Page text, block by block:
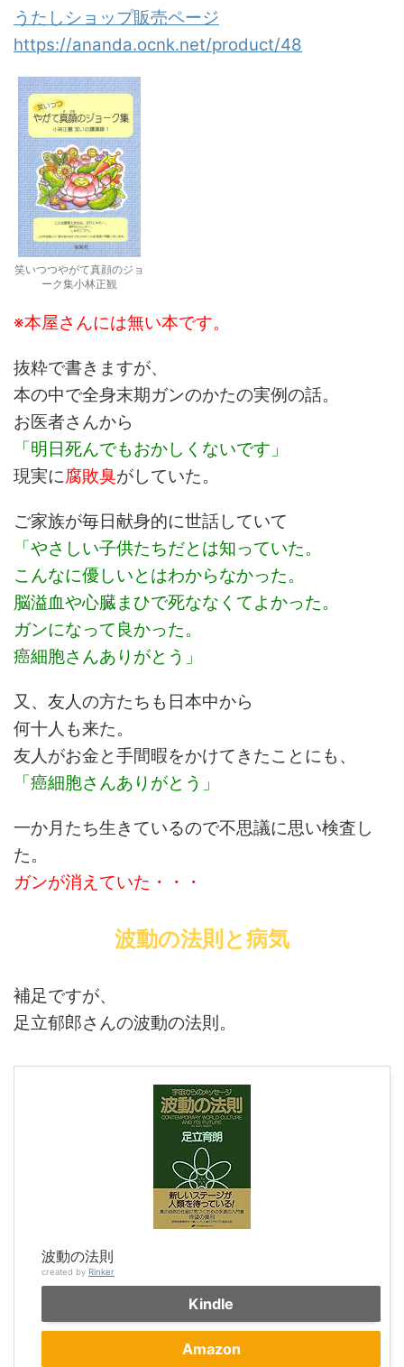
うたしショップ販売ページ
https://ananda.ocnk.net/product/48
笑いつつやがて真顔のジョ
ーク集小林正観
※本屋さんには無い本です。
抜粋で書きますが、
本の中で全身末期ガンのかたの実例の話。
お医者さんから
「明日死んでもおかしくないです」
現実に腐敗臭がしていた。
ご家族が毎日献身的に世話していて
「やさしい子供たちだとは知っていた。
こんなに優しいとはわからなかった。
脳溢血や心臓まひで死ななくてよかった。
ガンになって良かった。
癌細胞さんありがとう」
又、友人の方たちも日本中から
何十人も来た。
友人がお金と手間暇をかけてきたことにも、
「癌細胞さんありがとう」
一か月たち生きているので不思議に思い検査し
た。
ガンが消えていた・・・
波動の法則と病気
補足ですが、
足立郁郎さんの波動の法則。
波動の法則
created by Rinker
Kindle
Amazon